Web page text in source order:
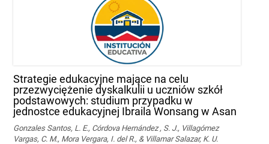
Strategie edukacyjne mające na celu
przezwyciężenie dyskalkulii u uczniów szkół
podstawowych: studium przypadku w
jednostce edukacyjnej Ibraila Wonsang w Asan
Gonzales Santos, L. E., Córdova Hernández , S. J., Villagómez
Vargas, C. M., Mora Vergara, I. del R., & Villamar Salazar, K. U.